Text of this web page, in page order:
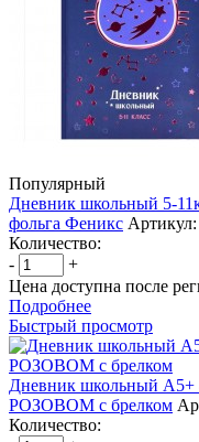
Популярный
Дневник школьный 5-
фольга Феникс
Количество:
-
+
Цена доступна после
Подробнее
Быстрый просмотр
Дневник школьный
РОЗОВОМ с брелком
Количество: